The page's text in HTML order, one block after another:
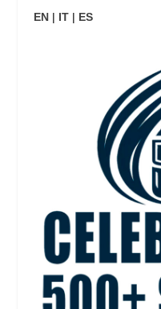
EN | IT | ES